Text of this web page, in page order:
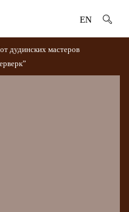
EN
дудинских мастеров